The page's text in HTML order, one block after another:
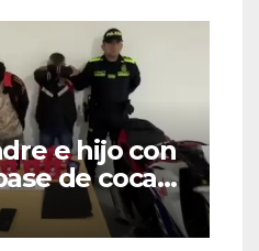
e hijo con
de coca
Merced de